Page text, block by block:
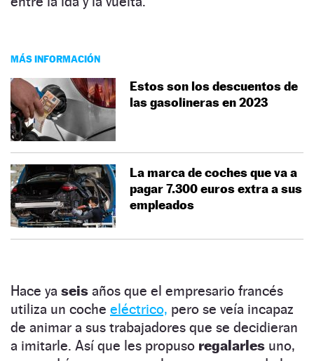
MÁS INFORMACIÓN
Estos son los descuentos de
las gasolineras en 2023
La marca de coches que va a
pagar 7.300 euros extra a sus
empleados
Hace ya seis años que el empresario francés
utiliza un coche eléctrico, pero se veía incapaz
de animar a sus trabajadores que se decidieran
a imitarle. Así que les propuso regalarles uno,